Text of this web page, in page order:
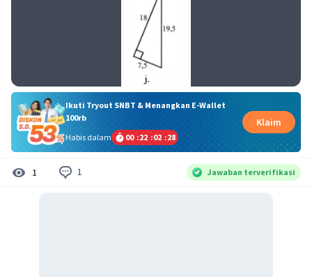
Ikuti Tryout SNBT & Menangkan E-Wallet
100rb
Habis dalam
00 :22 :02 :27
Klaim
1 1 Jawaban terverifikasi